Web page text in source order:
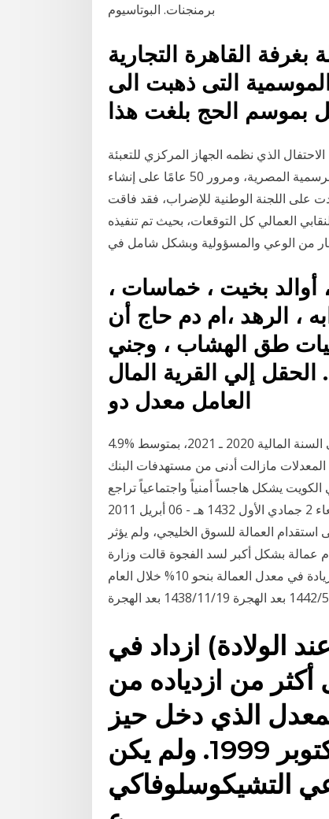
برمنجنات. البوتاسيوم
القاهرة التجارية
التى ذهبت الى
الذي نظمه الجهاز المركزي للتعبئة
العامة والإحصاء، بمناسبة مرور مائة عام من الإحصاءات الرسمية المصرية، ومرور 50 عامًا على إنشاء
على اللجنة الوطنية للإضراب، فقد فاقت
العمالي كل التوقعات، بحيث تم تنفيذه
من الوعي والمسؤولية وبشكل شامل في
أوالد بخيت ، خماسات ،
، الرهد ‏،ام دم حاج أن
طق الهشاب ، وجني
إلي القرية المال
العامل معدل دو
ورجح بنك الاستثمار استقرار معدلات التضخم فى 2021، لينهى السنة المالية 2020 ـ 2021، بمتوسط %4.9
أن هذه المعدلات مازالت أدنى من مستهدفات البنك
الوافدة في الكويت يشكل هاجساً أمنياً واجتماعياً تراجع
معدلات الاستقدام تارخ النشر: الأربعاء 2 جمادي الأول 1432 هـ - 06 أبريل 2011 ksa 16:59 - gmt 13:59
العمالة للسوق الخليجي، ولم يؤثر
عمالة بشكل أكبر لسد الفجوة قالت وزارة
العمل الإماراتية، اليوم الثلاثاء، إن سوق العمل في البلاد شهد زيادة في معدل العمالة بنحو 10% خلال العام
الولادة) ازداد في
من ازدياده من
المعدل الذي دخل حيز
النفاذ في 1 تشرين الأول/أكتوبر 1999. ولم يكن
التشيكوسلوفاكي